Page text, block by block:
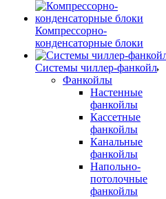
Компрессорно-
конденсаторные блоки
Системы чиллер-фанкойл
Фанкойлы
Настенные
фанкойлы
Кассетные
фанкойлы
Канальные
фанкойлы
Напольно-
потолочные
фанкойлы